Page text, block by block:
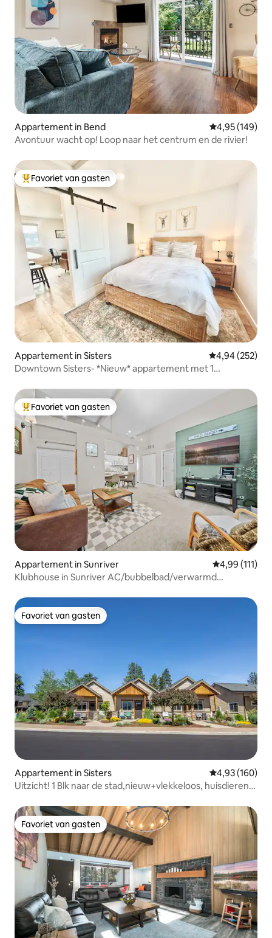
Appartement in Bend Gemiddelde
4,95 (149)
Avontuur wacht op! Loop naar het centrum en de rivier!
Topfavoriet van gasten
Favoriet van gasten
Appartement in Sisters Gemiddelde
4,94 (252)
Downtown Sisters- *Nieuw* appartement met 1
Topfavoriet van gasten
Favoriet van gasten
Appartement in Sunriver Gemiddelde
4,99 (111)
Klubhouse in Sunriver AC/bubbelbad/verwarmd
Favoriet van gasten
Favoriet van gasten
Appartement in Sisters Gemiddelde
4,93 (160)
Uitzicht! 1 Blk naar de stad,nieuw+vlekkeloos, huisdieren
Favoriet van gasten
Favoriet van gasten